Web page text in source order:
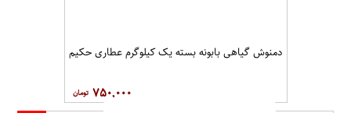
دمنوش گیاهی بابونه بسته یک کیلوگرم عطاری حکیم
۷۵۰,۰۰۰